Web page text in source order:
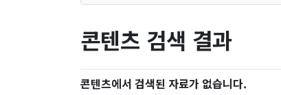
콘텐츠 검색 결과
콘텐츠에서 검색된 자료가 없습니다.